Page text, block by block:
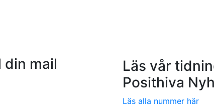
din mail
Läs vår
Posithiva
Läs alla nummer här